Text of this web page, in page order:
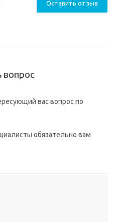
Оставить отзыв
вопрос
вас вопрос по
обязательно вам